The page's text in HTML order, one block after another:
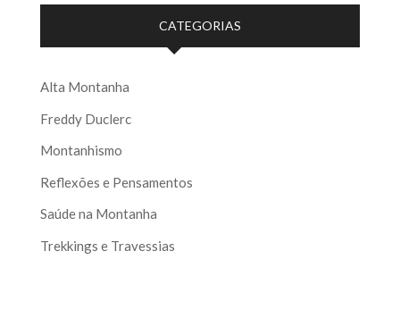
CATEGORIAS
Alta Montanha
Freddy Duclerc
Montanhismo
Reflexões e Pensamentos
Saúde na Montanha
Trekkings e Travessias